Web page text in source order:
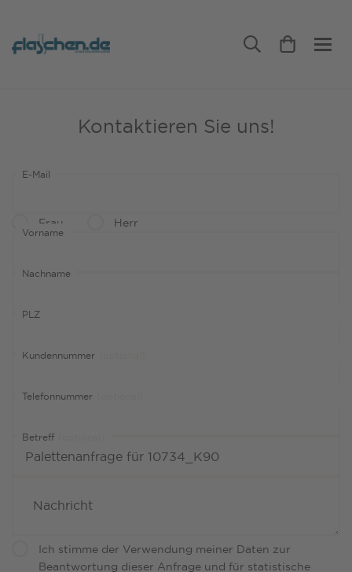
Kontaktieren Sie uns!
E-Mail
Frau Herr
Vorname
Nachname
PLZ
Kundennummer
Telefonnummer
Betreff
Ich stimme der Verwendung meiner Daten zur
Beantwortung dieser Anfrage und für statistische